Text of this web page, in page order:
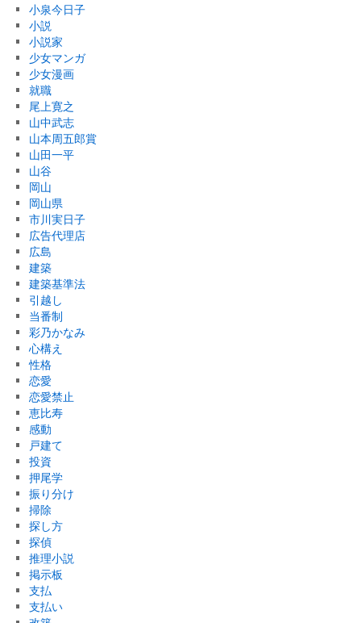
小泉今日子
小説
小説家
少女マンガ
少女漫画
就職
尾上寛之
山中武志
山本周五郎賞
山田一平
山谷
岡山
岡山県
市川実日子
広告代理店
広島
建築
建築基準法
引越し
当番制
彩乃かなみ
心構え
性格
恋愛
恋愛禁止
恵比寿
感動
戸建て
投資
押尾学
振り分け
掃除
探し方
探偵
推理小説
掲示板
支払
支払い